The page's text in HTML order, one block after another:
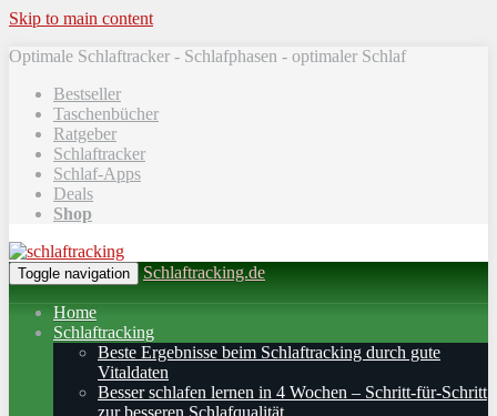
Skip to main content
Optimale Schlaftracker - Schlafphasen - optimaler Schlaf
Bestseller
Taschenbücher
Ratgeber
Schlaftracker
Schlaf-Apps
Deals
Shop
Toggle navigation Schlaftracking.de
Home
Schlaftracking
Beste Ergebnisse beim Schlaftracking durch gute
Vitaldaten
Besser schlafen lernen in 4 Wochen – Schritt‑für‑Schritt
zur besseren Schlafqualität